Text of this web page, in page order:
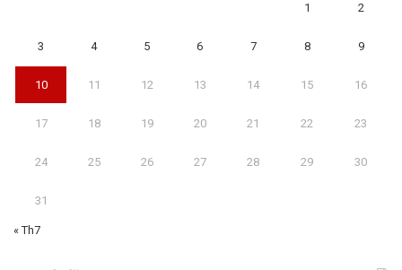
1 2
3 4 5 6 7 8 9
10 11 12 13 14 15 16
17 18 19 20 21 22 23
24 25 26 27 28 29 30
31
« Th7